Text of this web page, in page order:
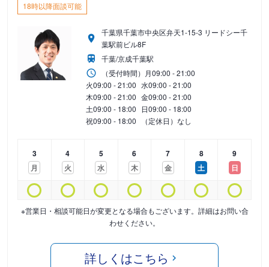
18時以降面談可能
千葉県千葉市中央区弁天1-15-3 リードシー千
葉駅前ビル8F
千葉/京成千葉駅
（受付時間） 月09:00 - 21:00
火09:00 - 21:00 水09:00 - 21:00
木09:00 - 21:00 金09:00 - 21:00
土09:00 - 18:00 日09:00 - 18:00
祝09:00 - 18:00 （定休日）なし
3
月
4
火
5
水
6
木
7
金
8
土
9
日
※営業日・相談可能日が変更となる場合もございます。詳細はお問い合
わせください。
詳しくはこちら